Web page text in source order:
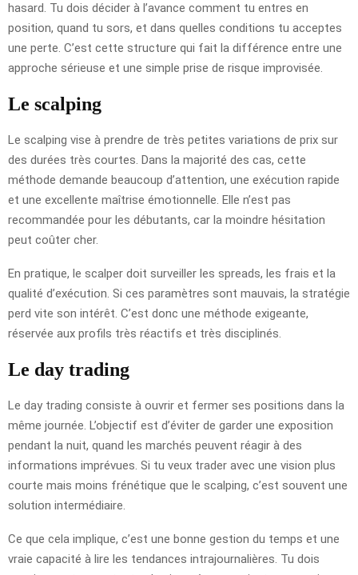
hasard. Tu dois décider à l’avance comment tu entres en
position, quand tu sors, et dans quelles conditions tu acceptes
une perte. C’est cette structure qui fait la différence entre une
approche sérieuse et une simple prise de risque improvisée.
Le scalping
Le scalping vise à prendre de très petites variations de prix sur
des durées très courtes. Dans la majorité des cas, cette
méthode demande beaucoup d’attention, une exécution rapide
et une excellente maîtrise émotionnelle. Elle n’est pas
recommandée pour les débutants, car la moindre hésitation
peut coûter cher.
En pratique, le scalper doit surveiller les spreads, les frais et la
qualité d’exécution. Si ces paramètres sont mauvais, la stratégie
perd vite son intérêt. C’est donc une méthode exigeante,
réservée aux profils très réactifs et très disciplinés.
Le day trading
Le day trading consiste à ouvrir et fermer ses positions dans la
même journée. L’objectif est d’éviter de garder une exposition
pendant la nuit, quand les marchés peuvent réagir à des
informations imprévues. Si tu veux trader avec une vision plus
courte mais moins frénétique que le scalping, c’est souvent une
solution intermédiaire.
Ce que cela implique, c’est une bonne gestion du temps et une
vraie capacité à lire les tendances intrajournalières. Tu dois